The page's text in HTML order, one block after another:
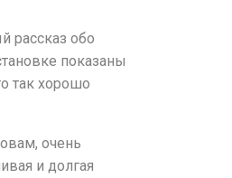
рассказ обо
показаны
так хорошо
очень
и долгая